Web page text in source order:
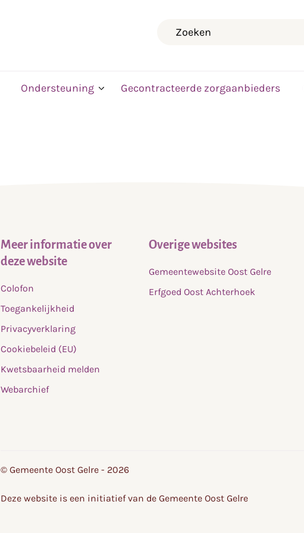
Ondersteuning Gecontracteerde zorgaanbieders
Meer informatie over
deze website
Colofon
Toegankelijkheid
Privacyverklaring
Cookiebeleid (EU)
Kwetsbaarheid melden
Webarchief
Overige websites
Gemeentewebsite Oost Gelre
Erfgoed Oost Achterhoek
© Gemeente Oost Gelre - 2026
Deze website is een initiatief van de Gemeente Oost Gelre